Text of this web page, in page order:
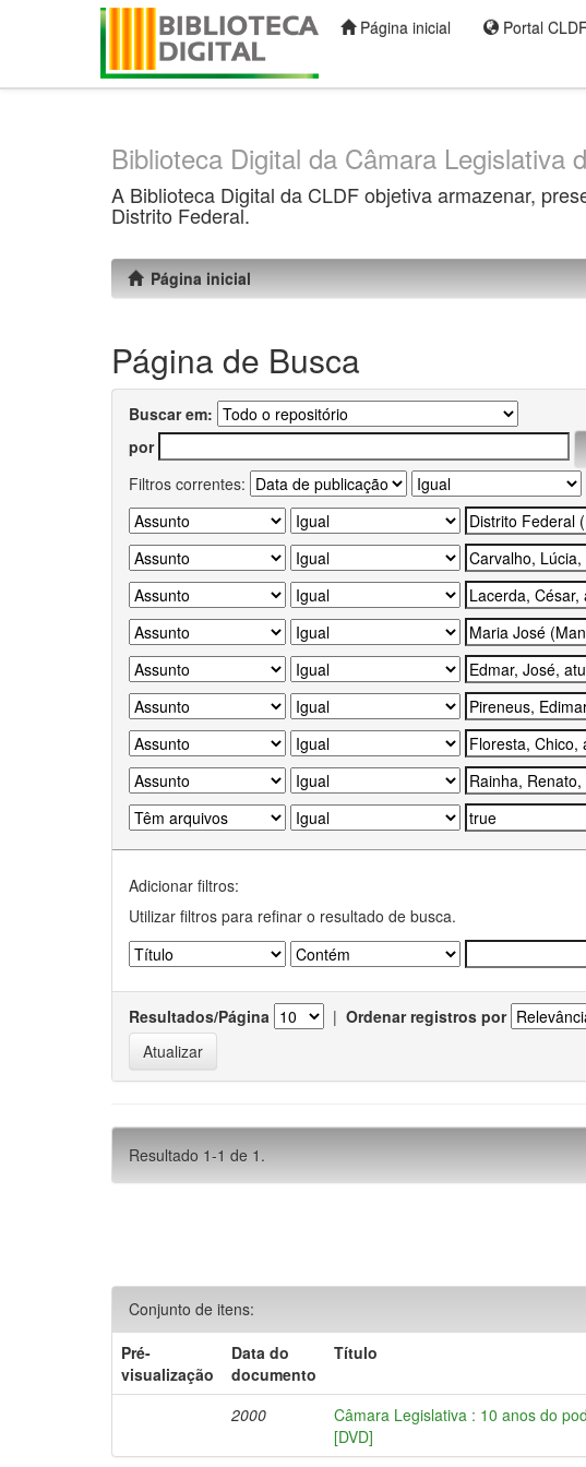
Página inicial Portal CLDF
Biblioteca Digital da Câmara Legislativa
A Biblioteca Digital da CLDF objetiva armazenar,
Distrito Federal.
Página inicial
Página de Busca
Buscar em:
por
Filtros correntes:
Adicionar filtros:
Utilizar filtros para refinar o resultado de busca.
Resultados/Página | Ordenar registros por
Resultado 1-1 de 1.
Conjunto de itens:
Pré-
visualização
Data do
documento
Título
2000
Câmara Legislativa : 10 anos do
[DVD]